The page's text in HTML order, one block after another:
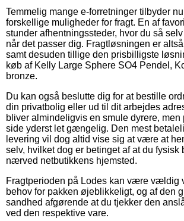
Temmelig mange e-forretninger tilbyder
forskellige muligheder for fragt. En af
stunder afhentningssteder, hvor du så
når det passer dig. Fragtløsningen er
samt desuden tillige den prisbilligste
køb af Kelly Large Sphere SO4 Pendel,
bronze.
Du kan også beslutte dig for at bestille
din privatbolig eller ud til dit arbejdes
bliver almindeligvis en smule dyrere, men
side yderst let gængelig. Den mest
levering vil dog altid vise sig at være at
selv, hvilket dog er betinget af at du fysisk
nærved netbutikkens hjemsted.
Fragtperioden på Lodes kan være vældig
behov for pakken øjeblikkeligt, og af den
sandhed afgørende at du tjekker den
ved den respektive vare.